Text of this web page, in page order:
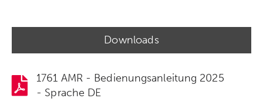
Downloads
1761 AMR - Bedienungsanleitung 2025
- Sprache DE